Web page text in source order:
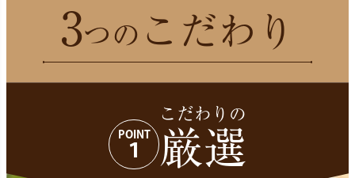
3つの こだわり
POINT
１
こだわりの
厳選